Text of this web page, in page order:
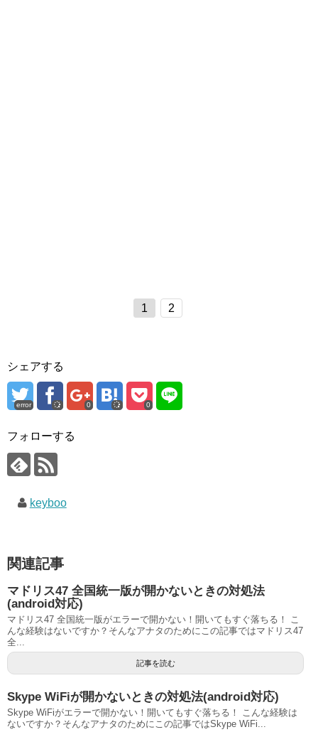
1 2
シェアする
error 0 0
フォローする
keyboo
関連記事
マドリス47 全国統一版が開かないときの対処法
(android対応)
マドリス47 全国統一版がエラーで開かない！開いてもすぐ落ちる！ こ
んな経験はないですか？そんなアナタのためにこの記事ではマドリス47
全...
記事を読む
Skype WiFiが開かないときの対処法(android対応)
Skype WiFiがエラーで開かない！開いてもすぐ落ちる！ こんな経験は
ないですか？そんなアナタのためにこの記事ではSkype WiFi...